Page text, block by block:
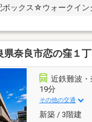
ックス☆ウォークイン
県奈良市恋の窪１
近鉄難波
19分
その他の交通
新築 / 3階建